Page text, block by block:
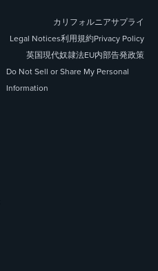
カリフォルニアサプライ
Legal Notices利用規約Privacy Policy
英国現代奴隷法EU内部告発政策
Do Not Sell or Share My Personal
Information